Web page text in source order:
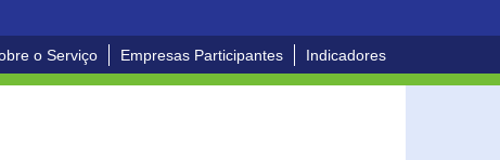
o Serviço Empresas Participantes Indicadores